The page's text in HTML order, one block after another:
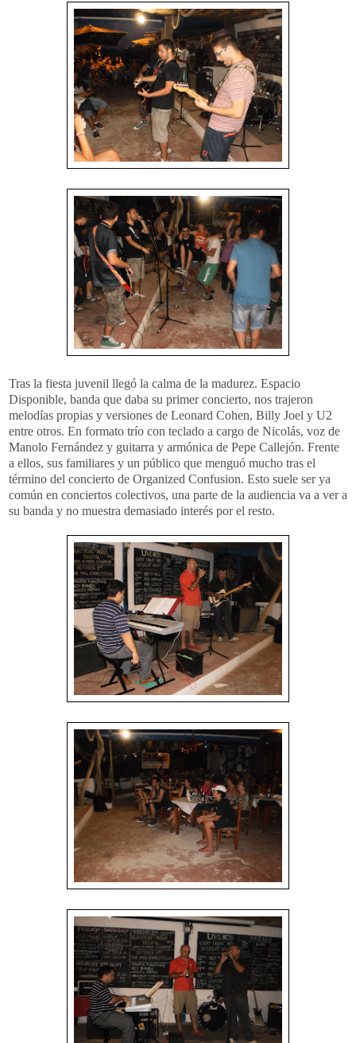
Tras la fiesta juvenil llegó la calma de la madurez. Espacio
Disponible, banda que daba su primer concierto, nos trajeron
melodías propias y versiones de Leonard Cohen, Billy Joel y U2
entre otros. En formato trío con teclado a cargo de Nicolás, voz de
Manolo Fernández y guitarra y armónica de Pepe Callejón. Frente
a ellos, sus familiares y un público que menguó mucho tras el
término del concierto de Organized Confusion. Esto suele ser ya
común en conciertos colectivos, una parte de la audiencia va a ver a
su banda y no muestra demasiado interés por el resto.